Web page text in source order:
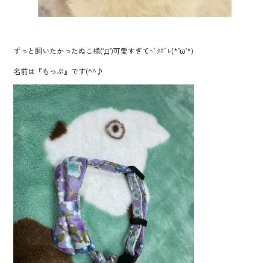
ずっと飼いたかったぬこ様(‘Д’)可愛すぎてﾍﾞﾀﾎﾞﾚ(*’ω’*)
名前は『もっぷ』です(^^♪